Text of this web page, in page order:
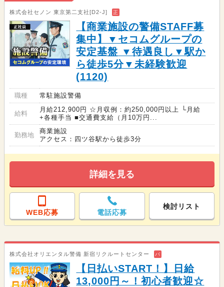
株式会社セノン 東京第二支社[D2-J] 正
【商業施設の警備STAFF募
集中】▼セコムグループの
安定基盤 ▼待遇良し▼駅か
ら徒歩5分▼未経験歓迎
(1120)
職種 常駐施設警備
給料
月給212,900円 ☆月収例：約250,000円以上 └月給
+各種手当 ■交通費支給（月10万円...
勤務地
商業施設
アクセス：四ツ谷駅から徒歩3分
詳細を見る
WEB応募 電話応募
検討リスト
株式会社オリエンタル警備 新宿リクルートセンター バ
【日払いSTART！】日給
13,000円～！初心者歓迎☆